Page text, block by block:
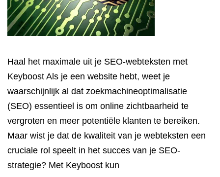
Haal het maximale uit je SEO-webteksten met
Keyboost Als je een website hebt, weet je
waarschijnlijk al dat zoekmachineoptimalisatie
(SEO) essentieel is om online zichtbaarheid te
vergroten en meer potentiële klanten te bereiken.
Maar wist je dat de kwaliteit van je webteksten een
cruciale rol speelt in het succes van je SEO-
strategie? Met Keyboost kun